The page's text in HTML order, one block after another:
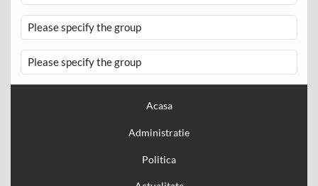
Please specify the group
Please specify the group
Acasa
Administratie
Politica